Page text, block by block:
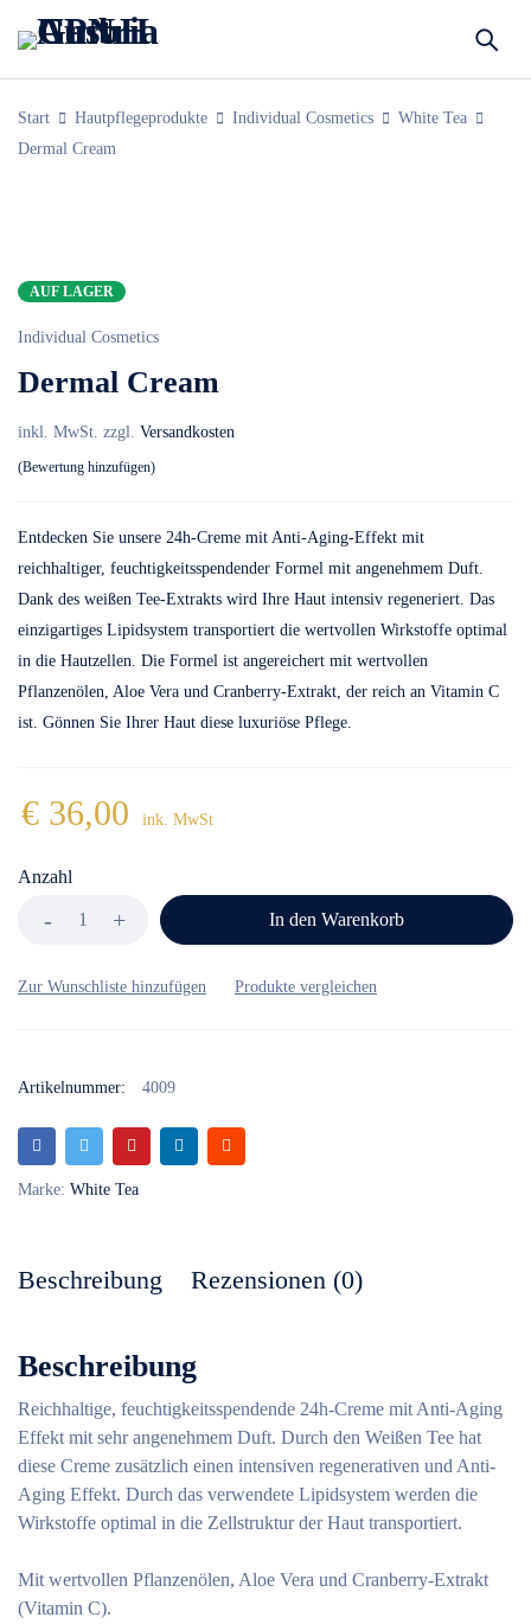
Start Hautpflegeprodukte Individual Cosmetics
White Tea
Dermal Cream
AUF LAGER
Individual Cosmetics
Dermal Cream
inkl. MwSt. zzgl. Versandkosten
Bewertung hinzufügen
Entdecken Sie unsere 24h-Creme mit Anti-Aging-Effekt mit
reichhaltiger, feuchtigkeitsspendender Formel mit angenehmem Duft.
Dank des weißen Tee-Extrakts wird Ihre Haut intensiv regeneriert. Das
einzigartiges Lipidsystem transportiert die wertvollen Wirkstoffe optimal
in die Hautzellen. Die Formel ist angereichert mit wertvollen
Pflanzenölen, Aloe Vera und Cranberry-Extrakt, der reich an Vitamin C
ist. Gönnen Sie Ihrer Haut diese luxuriöse Pflege.
€ 36,00 ink. MwSt
Anzahl
In den Warenkorb
Artikelnummer: 4009
Marke: White Tea
Beschreibung Rezensionen (0)
Beschreibung
Reichhaltige, feuchtigkeitsspendende 24h-Creme mit Anti-Aging
Effekt mit sehr angenehmem Duft. Durch den Weißen Tee hat
diese Creme zusätzlich einen intensiven regenerativen und Anti-
Aging Effekt. Durch das verwendete Lipidsystem werden die
Wirkstoffe optimal in die Zellstruktur der Haut transportiert.
Mit wertvollen Pflanzenölen, Aloe Vera und Cranberry-Extrakt
(Vitamin C).